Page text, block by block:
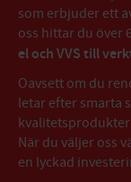
som erbjuder ett
oss hittar du över
el och VVS till
Oavsett om du
letar efter smarta
När du väljer oss
en lyckad